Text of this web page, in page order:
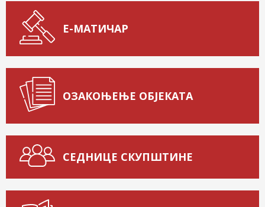
Е-МАТИЧАР
ОЗАКОЊЕЊЕ ОБЈЕКАТА
СЕДНИЦЕ СКУПШТИНЕ